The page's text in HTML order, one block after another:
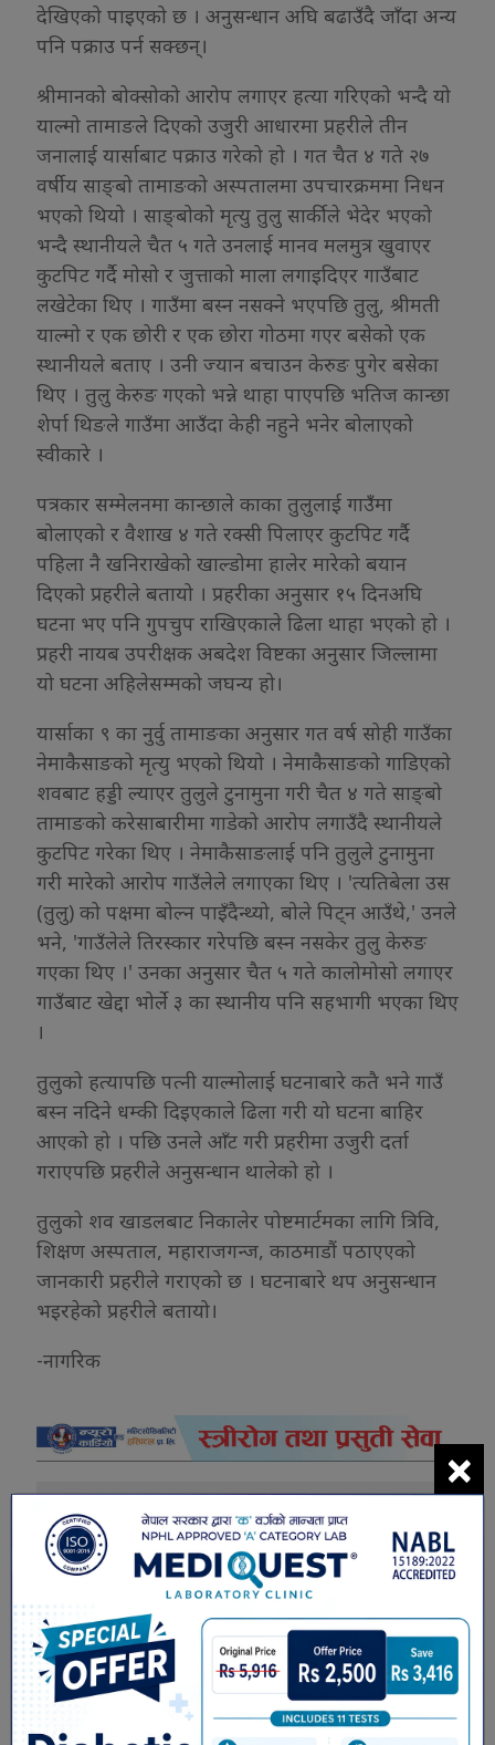
देखिएको पाइएको छ । अनुसन्धान अघि बढाउँदै जाँदा अन्य
पनि पक्राउ पर्न सक्छन्।
श्रीमानको बोक्सोको आरोप लगाएर हत्या गरिएको भन्दै यो
याल्मो तामाङले दिएको उजुरी आधारमा प्रहरीले तीन
जनालाई यार्साबाट पक्राउ गरेको हो । गत चैत ४ गते २७
वर्षीय साङ्बो तामाङको अस्पतालमा उपचारक्रममा निधन
भएको थियो । साङ्बोको मृत्यु तुलु सार्कीले भेदेर भएको
भन्दै स्थानीयले चैत ५ गते उनलाई मानव मलमुत्र खुवाएर
कुटपिट गर्दै मोसो र जुत्ताको माला लगाइदिएर गाउँबाट
लखेटेका थिए । गाउँमा बस्न नसक्ने भएपछि तुलु, श्रीमती
याल्मो र एक छोरी र एक छोरा गोठमा गएर बसेको एक
स्थानीयले बताए । उनी ज्यान बचाउन केरुङ पुगेर बसेका
थिए । तुलु केरुङ गएको भन्ने थाहा पाएपछि भतिज कान्छा
शेर्पा थिङले गाउँमा आउँदा केही नहुने भनेर बोलाएको
स्वीकारे ।
पत्रकार सम्मेलनमा कान्छाले काका तुलुलाई गाउँंमा
बोलाएको र वैशाख ४ गते रक्सी पिलाएर कुटपिट गर्दै
पहिला नै खनिराखेको खाल्डोमा हालेर मारेको बयान
दिएको प्रहरीले बतायो । प्रहरीका अनुसार १५ दिनअघि
घटना भए पनि गुपचुप राखिएकाले ढिला थाहा भएको हो ।
प्रहरी नायब उपरीक्षक अबदेश विष्टका अनुसार जिल्लामा
यो घटना अहिलेसम्मको जघन्य हो।
यार्साका ९ का नुर्वु तामाङका अनुसार गत वर्ष सोही गाउँका
नेमाकैसाङको मृत्यु भएको थियो । नेमाकैसाङको गाडिएको
शवबाट हड्डी ल्याएर तुलुले टुनामुना गरी चैत ४ गते साङ्बो
तामाङको करेसाबारीमा गाडेको आरोप लगाउँदै स्थानीयले
कुटपिट गरेका थिए । नेमाकैसाङलाई पनि तुलुले टुनामुना
गरी मारेको आरोप गाउँलेले लगाएका थिए । 'त्यतिबेला उस
(तुलु) को पक्षमा बोल्न पाइँदैन्थ्यो, बोले पिट्न आउँथे,' उनले
भने, 'गाउँलेले तिरस्कार गरेपछि बस्न नसकेर तुलु केरुङ
गएका थिए ।' उनका अनुसार चैत ५ गते कालोमोसो लगाएर
गाउँबाट खेद्दा भोर्ले ३ का स्थानीय पनि सहभागी भएका थिए
।
तुलुको हत्यापछि पत्नी याल्मोलाई घटनाबारे कतै भने गाउँ
बस्न नदिने धम्की दिइएकाले ढिला गरी यो घटना बाहिर
आएको हो । पछि उनले आँट गरी प्रहरीमा उजुरी दर्ता
गराएपछि प्रहरीले अनुसन्धान थालेको हो ।
तुलुको शव खाडलबाट निकालेर पोष्टमार्टमका लागि त्रिवि,
शिक्षण अस्पताल, महाराजगन्ज, काठमाडौं पठाएएको
जानकारी प्रहरीले गराएको छ । घटनाबारे थप अनुसन्धान
भइरहेको प्रहरीले बतायो।
-नागरिक
यो खबर पढेर तपाईलाई कस्तो महसुस
भयो ?
0 0 0 0
0
×